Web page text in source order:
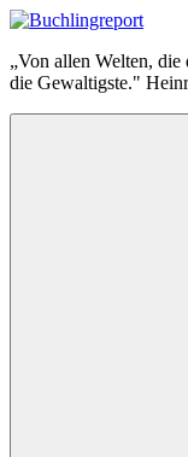
Zum
springen
Buchlingreport
„Von allen Welten,
die Gewaltigste."